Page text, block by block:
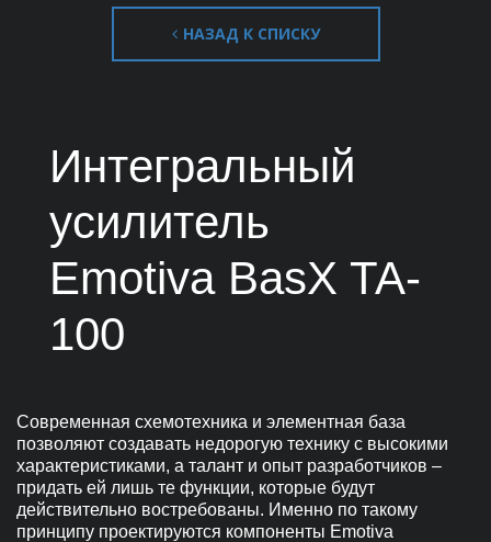
НАЗАД К СПИСКУ
Интегральный
усилитель
Emotiva BasX TA-
100
Современная схемотехника и элементная база
позволяют создавать недорогую технику с высокими
характеристиками, а талант и опыт разработчиков –
придать ей лишь те функции, которые будут
действительно востребованы. Именно по такому
принципу проектируются компоненты Emotiva